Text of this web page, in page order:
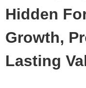
Hidden
Growth,
Lasting